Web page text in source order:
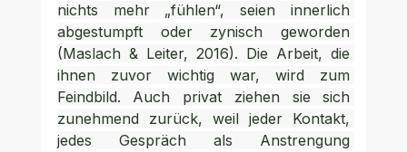
nichts mehr „fühlen“, seien innerlich
abgestumpft oder zynisch geworden
(Maslach & Leiter, 2016). Die Arbeit, die
ihnen zuvor wichtig war, wird zum
Feindbild. Auch privat ziehen sie sich
zunehmend zurück, weil jeder Kontakt,
jedes Gespräch als Anstrengung